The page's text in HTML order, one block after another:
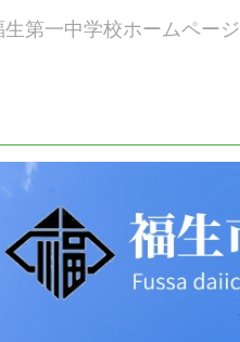
生第一中学校ホームページ